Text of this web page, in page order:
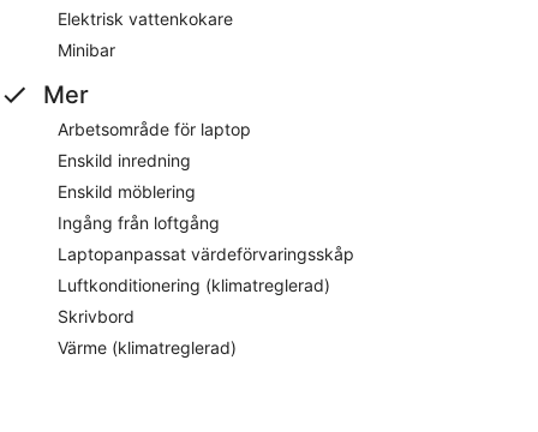
Elektrisk vattenkokare
Minibar
Mer
Arbetsområde för laptop
Enskild inredning
Enskild möblering
Ingång från loftgång
Laptopanpassat värdeförvaringsskåp
Luftkonditionering (klimatreglerad)
Skrivbord
Värme (klimatreglerad)